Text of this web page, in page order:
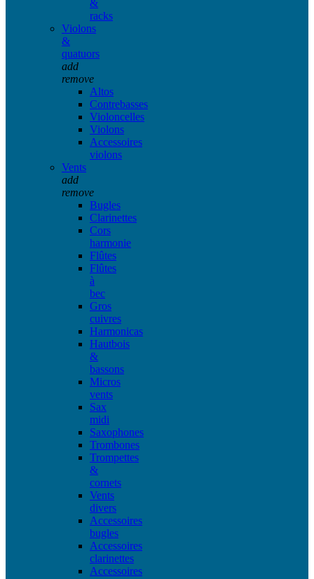
&
racks
Violons
&
quatuors
add
remove
Altos
Contrebasses
Violoncelles
Violons
Accessoires
violons
Vents
add
remove
Bugles
Clarinettes
Cors
harmonie
Flûtes
Flûtes
à
bec
Gros
cuivres
Harmonicas
Hautbois
&
bassons
Micros
vents
Sax
midi
Saxophones
Trombones
Trompettes
&
cornets
Vents
divers
Accessoires
bugles
Accessoires
clarinettes
Accessoires